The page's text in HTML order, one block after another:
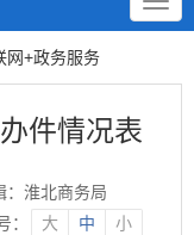
网+政务服务
件情况表
：淮北商务局
： 大 中 小